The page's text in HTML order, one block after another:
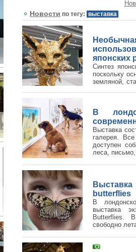
Новости по тегу: выставка
японских
Синтез
поскольку
земляной,
В
Выставка
галерея.
доступен
леса,
butterflies
В
выставка
Butterflies.
свободно